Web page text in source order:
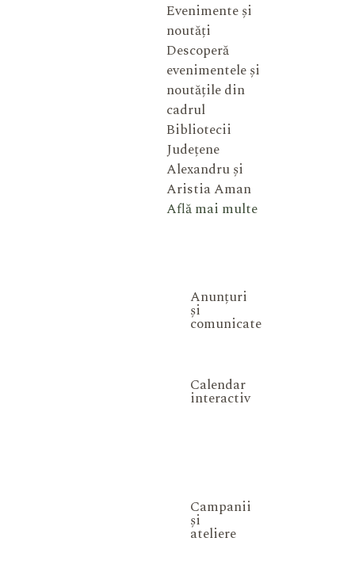
Evenimente și
noutăți
Descoperă
evenimentele și
noutățile din
cadrul
Bibliotecii
Județene
Alexandru și
Aristia Aman
Află mai multe
Anunțuri
și
comunicate
Calendar
interactiv
Campanii
și
ateliere